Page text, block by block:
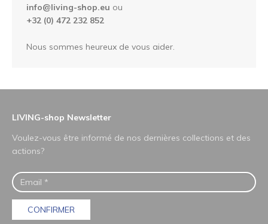
info@living-shop.eu ou
+32 (0) 472 232 852
Nous sommes heureux de vous aider.
LIVING-shop Newsletter
Voulez-vous être informé de nos dernières collections et des
actions?
CONFIRMER